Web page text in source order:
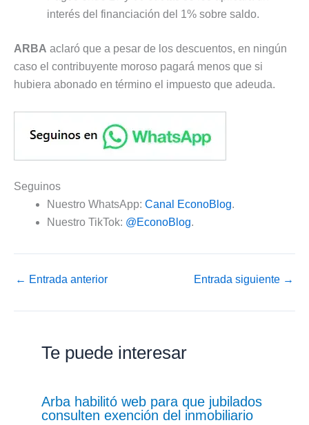
interés del financiación del 1% sobre saldo.
ARBA aclaró que a pesar de los descuentos, en ningún
caso el contribuyente moroso pagará menos que si
hubiera abonado en término el impuesto que adeuda.
Seguinos
Nuestro WhatsApp: Canal EconoBlog.
Nuestro TikTok: @EconoBlog.
← Entrada anterior Entrada siguiente →
Te puede interesar
Arba habilitó web para que jubilados
consulten exención del inmobiliario